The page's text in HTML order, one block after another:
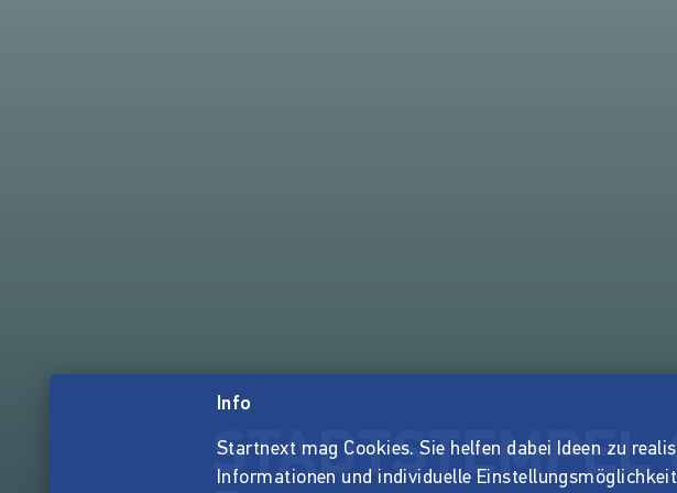
Info
Startnext mag Cookies. Sie helfen dabei Ideen zu
Informationen und individuelle